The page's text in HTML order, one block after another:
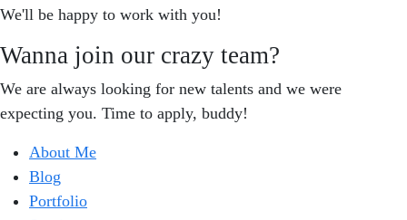
We'll be happy to work with you!
Wanna join our crazy team?
We are always looking for new talents and we were
expecting you. Time to apply, buddy!
About Me
Blog
Portfolio